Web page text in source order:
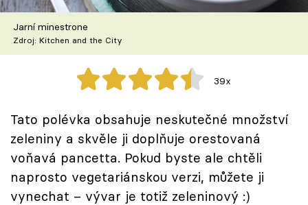
Škola vaření
Recepty z TV
Speciál: Cuketa
Těhotnej kuchař
Sledujte prima+
Přihlášení
Jarní minestrone
Zdroj: Kitchen and the City
39x
Tato polévka obsahuje neskutečné množství
zeleniny a skvěle ji doplňuje orestovaná
voňavá pancetta. Pokud byste ale chtěli
naprosto vegetariánskou verzi, můžete ji
vynechat – vývar je totiž zeleninový :)